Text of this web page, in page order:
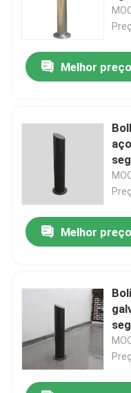
Visita à fábrica
Controle de
Contacte-nos
Notícias
Solicite um
Bancos de madeira
Bancos de plástico
Tabelas de
Melhor preço
Melhor preço